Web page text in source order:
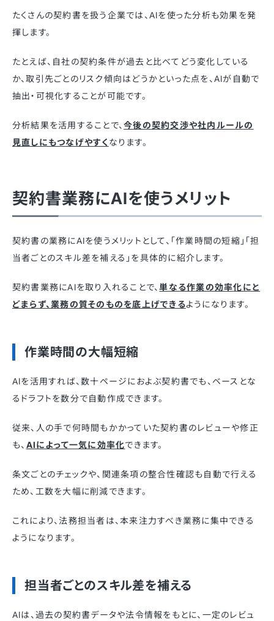
たくさんの契約書を扱う企業では、AIを使った分析も効果を発
揮します。
たとえば、自社の契約条件が過去と比べてどう変化している
か、取引先ごとのリスク傾向はどうかといった点を、AIが自動で
抽出・可視化することが可能です。
分析結果を活用することで、今後の契約交渉や社内ルールの
見直しにもつなげやすく なります。
契約書業務にAIを使うメリット
契約書の業務にAIを使うメリットとして、「作業時間の短縮」「担
当者ごとのスキル差を補える」を具体的に紹介します。
契約書業務にAIを取り入れることで、単なる作業の効率化にと
どまらず、業務の質そのものを底上げできるようになります。
作業時間の大幅短縮
AIを活用すれば、数十ページにおよぶ契約書でも、ベースとな
るドラフトを数分で自動作成できます。
従来、人の手で何時間もかかっていた契約書のレビューや修正
も、 AIによって一気に効率化できます。
条文ごとのチェックや、関連条項の整合性確認も自動で行える
ため、工数を大幅に削減できます。
これにより、法務担当者は、本来注力すべき業務に集中できる
ようになります。
担当者ごとのスキル差を補える
AIは、過去の契約書データや法令情報をもとに、一定のレビュ